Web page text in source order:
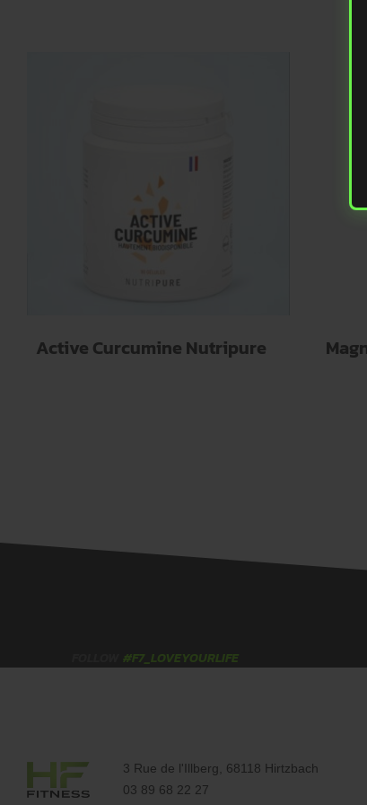
Active Curcumine Nutripure
#F7_LOVEYOURLIFE
3 Rue de l'Illberg, 68118 Hirtzbach
03 89 68 22 27